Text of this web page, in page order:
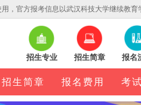
，官方报考信息以武汉科技大学继续教育
招生专业 招生简章 报名
招生简章 报名费用 考